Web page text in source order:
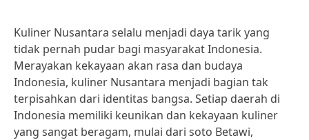
Kuliner Nusantara selalu menjadi daya tarik yang
tidak pernah pudar bagi masyarakat Indonesia.
Merayakan kekayaan akan rasa dan budaya
Indonesia, kuliner Nusantara menjadi bagian tak
terpisahkan dari identitas bangsa. Setiap daerah di
Indonesia memiliki keunikan dan kekayaan kuliner
yang sangat beragam, mulai dari soto Betawi,